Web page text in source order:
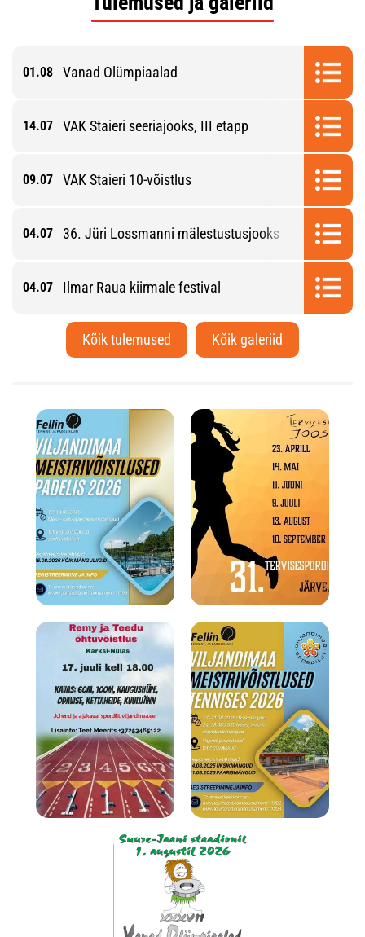
01.08 Vanad Olümpiaalad
14.07 VAK Staieri seeriajooks, III etapp
09.07 VAK Staieri 10-võistlus
04.07 36. Jüri Lossmanni mälestustusjooks
04.07 Ilmar Raua kiirmale festival
Kõik tulemused Kõik galeriid